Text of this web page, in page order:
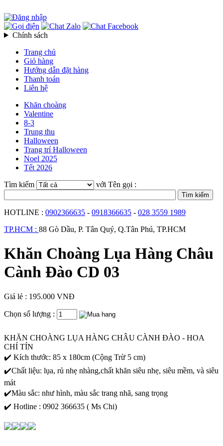
Chính sách
Trang chủ
Giỏ hàng
Hướng dẫn đặt hàng
Thanh toán
Liên hệ
Khăn choàng
Valentine
8-3
Trung thu
Halloween
Trang trí Halloween
Noel 2025
Tết 2026
Tìm kiếm
với Tên gọi :
HOTLINE : 0902366635 - 0918366635 - 028 3559 1989
TP.HCM : 88 Gò Dầu, P. Tân Quý, Q.Tân Phú, TP.HCM
Khăn Choàng Lụa Hàng Châu
Cành Đào CD 03
Giá lẻ : 195.000 VNĐ
Chọn số lượng :
KHĂN CHOÀNG LỤA HÀNG CHÂU CÀNH ĐÀO - HOA
CHÍ TÍN
✔️ Kích thước: 85 x 180cm (Cộng Trừ 5 cm)
✔️Chất liệu: lụa, rủ nhẹ nhàng,chất khăn siêu nhẹ, siêu mềm, và siêu
mát
✔️Màu sắc: như hình, màu sắc trang nhã, sang trọng
✔️ Hotline : 0902 366635 ( Ms Chi)